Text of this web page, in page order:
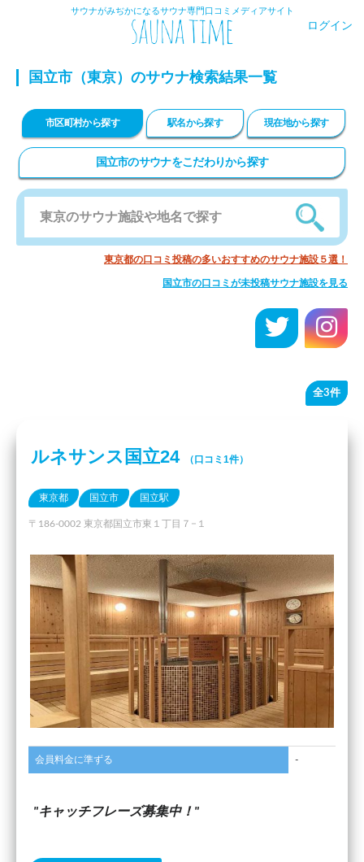
サウナがみぢかになるサウナ専門口コミメディアサイト
ログイン
国立市 （東京）のサウナ検索結果一覧
市区町村から探す 駅名から探す 現在地から探す
国立市のサウナをこだわりから探す
東京都の口コミ投稿の多いおすすめのサウナ施設５選！
国立市の口コミが未投稿サウナ施設を見る
全3件
ルネサンス国立24 （口コミ1件）
東京都 国立市 国立駅
〒186-0002 東京都国立市東１丁目７−１
会員料金に準ずる -
キャッチフレーズ募集中！